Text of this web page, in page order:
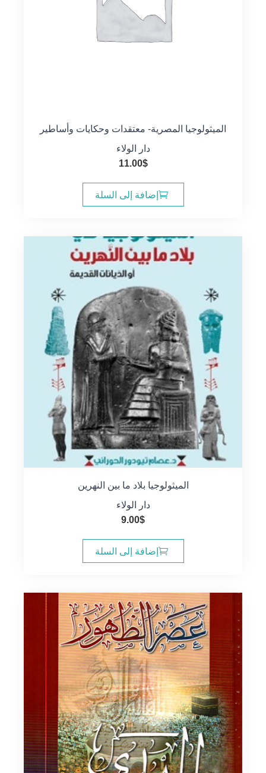
الميثولوجيا المصرية- معتقدات وحكايات وأساطير
دار الولاء
11.00$
إضافة إلى السلة
الميثولوجيا بلاد ما بين النهرين
دار الولاء
9.00$
إضافة إلى السلة